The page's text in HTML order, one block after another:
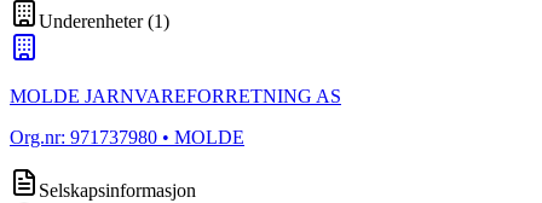
Underenheter(1)
MOLDE JARNVAREFORRETNING AS
Org.nr: 971737980 • MOLDE
Selskapsinformasjon